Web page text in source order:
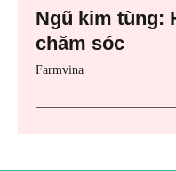
Ngũ kim tùng:
chăm sóc
Farmvina